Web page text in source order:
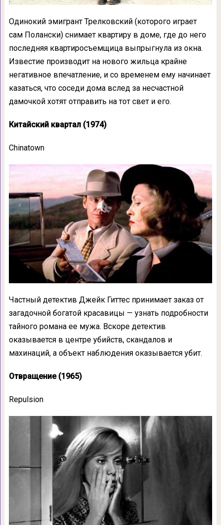
Одинокий эмигрант Трелковский (которого играет
сам Полански) снимает квартиру в доме, где до него
последняя квартиросъемщица выпрыгнула из окна.
Известие производит на нового жильца крайне
негативное впечатление, и со временем ему начинает
казаться, что соседи дома вслед за несчастной
дамочкой хотят отправить на тот свет и его.
Китайский квартал (1974)
Chinatown
Частный детектив Джейк Гиттес принимает заказ от
загадочной богатой красавицы — узнать подробности
тайного романа ее мужа. Вскоре детектив
оказывается в центре убийств, скандалов и
махинаций, а объект наблюдения оказывается убит.
Отвращение (1965)
Repulsion